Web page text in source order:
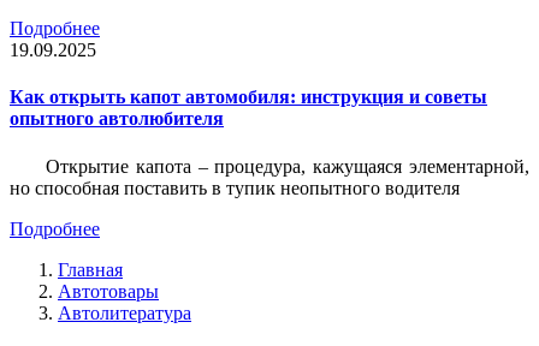
Подробнее
19.09.2025
Как открыть капот автомобиля: инструкция и советы
опытного автолюбителя
Открытие капота – процедура, кажущаяся элементарной,
но способная поставить в тупик неопытного водителя
Подробнее
Главная
Автотовары
Автолитература